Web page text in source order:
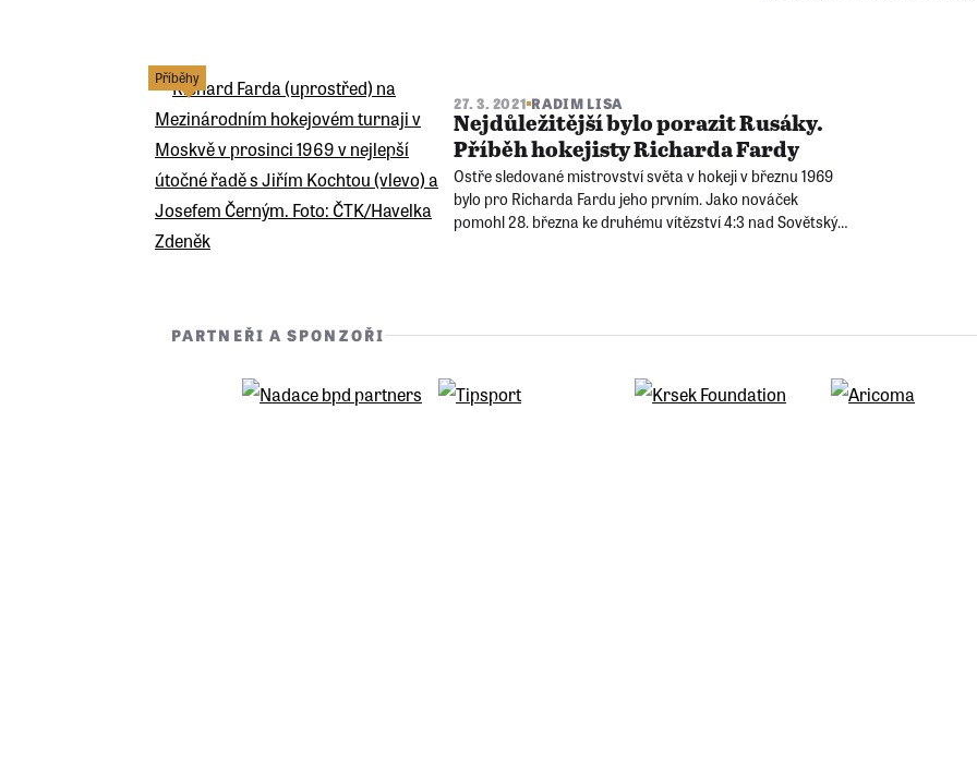
Příběhy
27. 3. 2021 RADIM LISA
Nejdůležitější bylo porazit Rusáky.
Příběh hokejisty Richarda Fardy
Ostře sledované mistrovství světa v hokeji v březnu 1969
bylo pro Richarda Fardu jeho prvním. Jako nováček
pomohl 28. března ke druhému vítězství 4:3 nad Sovětským
PARTNEŘI A SPONZOŘI